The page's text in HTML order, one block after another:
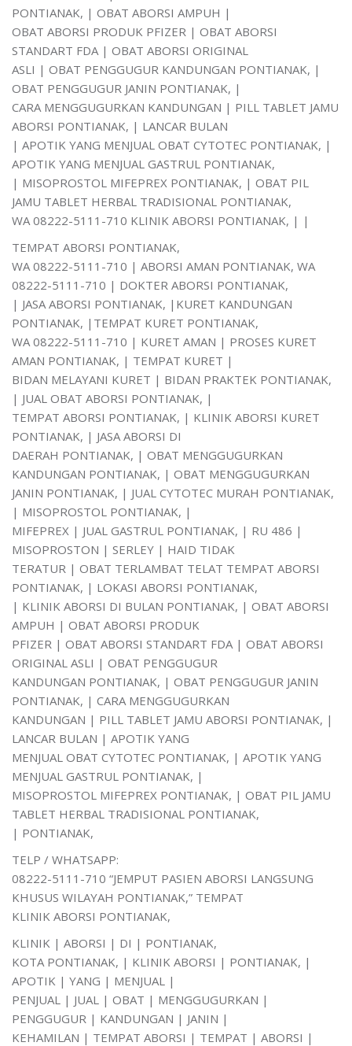
PONTIANAK, | OBAT ABORSI AMPUH |
OBAT ABORSI PRODUK PFIZER | OBAT ABORSI
STANDART FDA | OBAT ABORSI ORIGINAL
ASLI | OBAT PENGGUGUR KANDUNGAN PONTIANAK, |
OBAT PENGGUGUR JANIN PONTIANAK, |
CARA MENGGUGURKAN KANDUNGAN | PILL TABLET JAMU
ABORSI PONTIANAK, | LANCAR BULAN
| APOTIK YANG MENJUAL OBAT CYTOTEC PONTIANAK, |
APOTIK YANG MENJUAL GASTRUL PONTIANAK,
| MISOPROSTOL MIFEPREX PONTIANAK, | OBAT PIL
JAMU TABLET HERBAL TRADISIONAL PONTIANAK,
WA 08222-5111-710 KLINIK ABORSI PONTIANAK, | |
TEMPAT ABORSI PONTIANAK,
WA 08222-5111-710 | ABORSI AMAN PONTIANAK, WA
08222-5111-710 | DOKTER ABORSI PONTIANAK,
| JASA ABORSI PONTIANAK, |KURET KANDUNGAN
PONTIANAK, |TEMPAT KURET PONTIANAK,
WA 08222-5111-710 | KURET AMAN | PROSES KURET
AMAN PONTIANAK, | TEMPAT KURET |
BIDAN MELAYANI KURET | BIDAN PRAKTEK PONTIANAK,
| JUAL OBAT ABORSI PONTIANAK, |
TEMPAT ABORSI PONTIANAK, | KLINIK ABORSI KURET
PONTIANAK, | JASA ABORSI DI
DAERAH PONTIANAK, | OBAT MENGGUGURKAN
KANDUNGAN PONTIANAK, | OBAT MENGGUGURKAN
JANIN PONTIANAK, | JUAL CYTOTEC MURAH PONTIANAK,
| MISOPROSTOL PONTIANAK, |
MIFEPREX | JUAL GASTRUL PONTIANAK, | RU 486 |
MISOPROSTON | SERLEY | HAID TIDAK
TERATUR | OBAT TERLAMBAT TELAT TEMPAT ABORSI
PONTIANAK, | LOKASI ABORSI PONTIANAK,
| KLINIK ABORSI DI BULAN PONTIANAK, | OBAT ABORSI
AMPUH | OBAT ABORSI PRODUK
PFIZER | OBAT ABORSI STANDART FDA | OBAT ABORSI
ORIGINAL ASLI | OBAT PENGGUGUR
KANDUNGAN PONTIANAK, | OBAT PENGGUGUR JANIN
PONTIANAK, | CARA MENGGUGURKAN
KANDUNGAN | PILL TABLET JAMU ABORSI PONTIANAK, |
LANCAR BULAN | APOTIK YANG
MENJUAL OBAT CYTOTEC PONTIANAK, | APOTIK YANG
MENJUAL GASTRUL PONTIANAK, |
MISOPROSTOL MIFEPREX PONTIANAK, | OBAT PIL JAMU
TABLET HERBAL TRADISIONAL PONTIANAK,
| PONTIANAK,
TELP / WHATSAPP:
08222-5111-710 “JEMPUT PASIEN ABORSI LANGSUNG
KHUSUS WILAYAH PONTIANAK,” TEMPAT
KLINIK ABORSI PONTIANAK,
KLINIK | ABORSI | DI | PONTIANAK,
KOTA PONTIANAK, | KLINIK ABORSI | PONTIANAK, |
APOTIK | YANG | MENJUAL |
PENJUAL | JUAL | OBAT | MENGGUGURKAN |
PENGGUGUR | KANDUNGAN | JANIN |
KEHAMILAN | TEMPAT ABORSI | TEMPAT | ABORSI |